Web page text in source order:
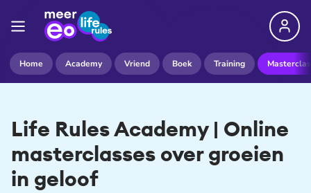
Home Academy Vriend Boek Training
Life Rules Academy | Online
masterclasses over groeien
in geloof